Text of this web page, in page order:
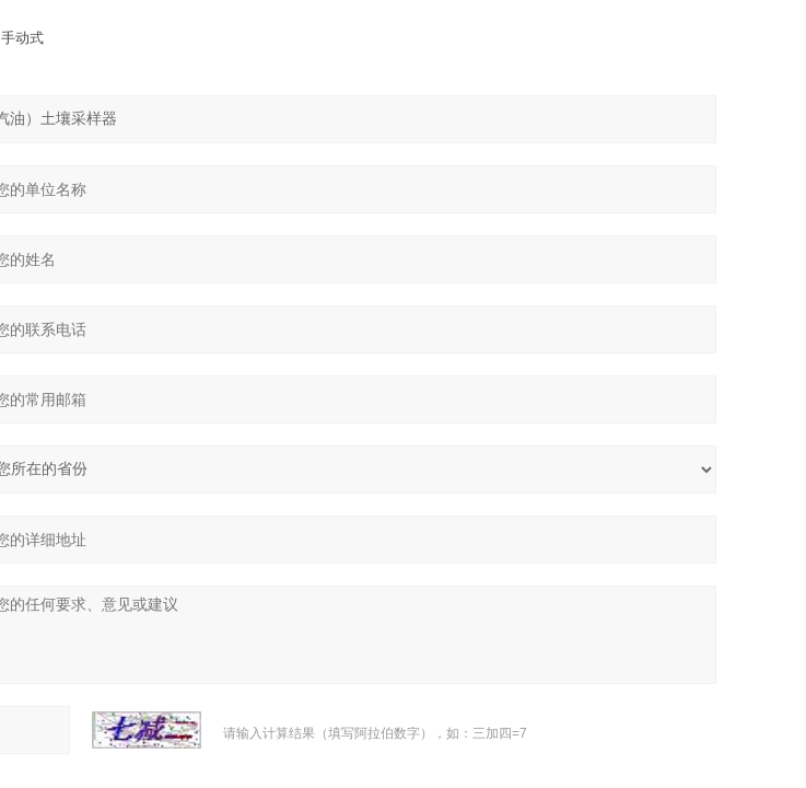
手动式
请输入计算结果（填写阿拉伯数字），如：三加四=7